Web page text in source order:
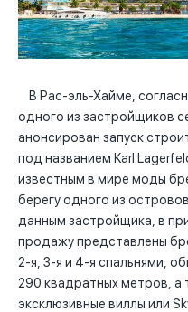
В Рас-эль-Хайме,
одного из застройщиков
анонсирован запуск
под названием Karl
известным в мире моды
берегу одного из
данным застройщика, в
продажу представлены
2-я, 3-я и 4-я спальнями,
290 квадратных метров, а
эксклюзивные виллы или